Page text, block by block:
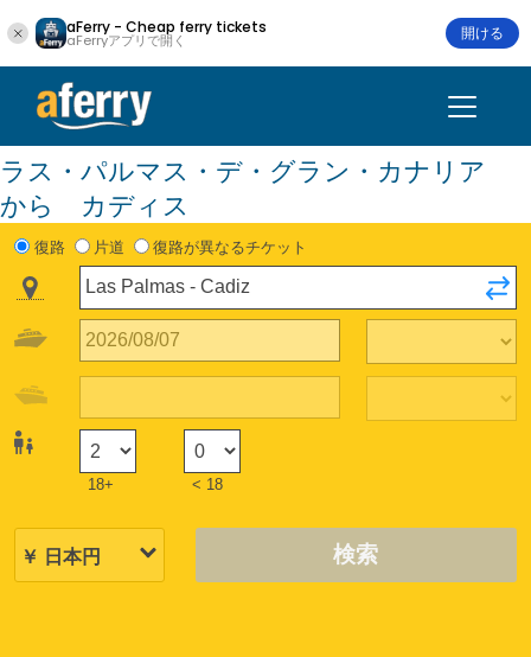
aFerry - Cheap ferry tickets
aFerryアプリで開く 開ける
ラス・パルマス・デ・グラン・カナリア
から カディス
復路 片道 復路が異なるチケット
18+ < 18
検索